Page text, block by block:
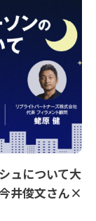
ュについて大
井俊文さん×